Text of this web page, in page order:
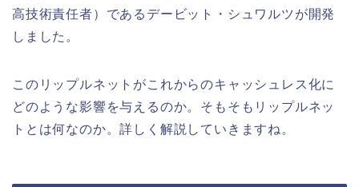
高技術責任者）であるデービット・シュワルツが開発
しました。
このリップルネットがこれからのキャッシュレス化に
どのような影響を与えるのか。そもそもリップルネッ
トとは何なのか。詳しく解説していきますね。